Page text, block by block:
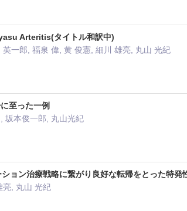
Arteritis(タイトル和訳中)
一郎, 福泉 偉, 黄 俊憲, 細川 雄亮, 丸山 光紀
至った一例
坂本俊一郎, 丸山光紀
ョン治療戦略に繋がり良好な転帰をとった特発
亮, 丸山 光紀